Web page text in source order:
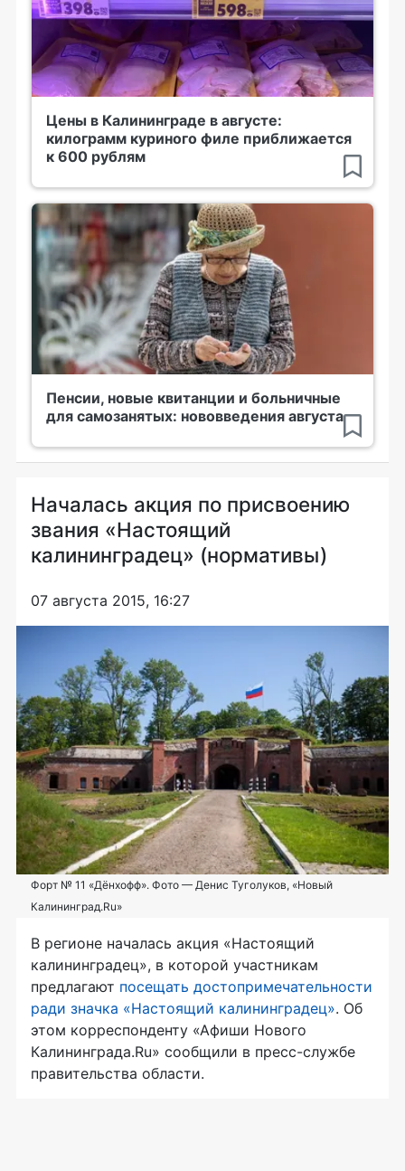
Цены в Калининграде в августе:
килограмм куриного филе приближается
к 600 рублям
Пенсии, новые квитанции и больничные
для самозанятых: нововведения августа
Началась акция по присвоению
звания «Настоящий
калининградец» (нормативы)
07 августа 2015, 16:27
Форт № 11 «Дёнхофф». Фото — Денис Туголуков, «Новый
Калининград.Ru»
В регионе началась акция «Настоящий
калининградец», в которой участникам
предлагают посещать достопримечательности
ради значка «Настоящий калининградец». Об
этом корреспонденту «Афиши Нового
Калининграда.Ru» сообщили в пресс-службе
правительства области.